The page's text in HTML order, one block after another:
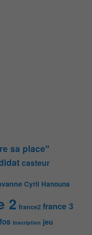
sa place"
casteur
Cyril Hanouna
2 france2 france 3
Inscription jeu